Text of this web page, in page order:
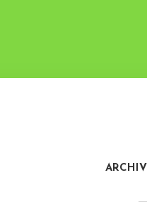
ARCHIV